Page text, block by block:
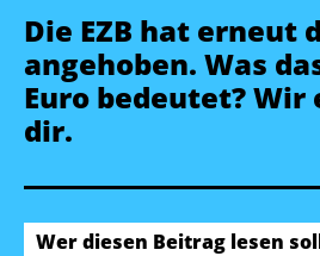
Die EZB hat erneut
angehoben. Was
Euro bedeutet? Wir
dir.
Wer diesen Beitrag lesen